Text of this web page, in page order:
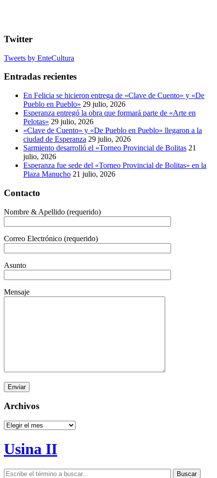
Twitter
Tweets by EnteCultura
Entradas recientes
En Felicia se hicieron entrega de «Clave de Cuento» y «De
Pueblo en Pueblo» 29 julio, 2026
Esperanza entregó la obra que formará parte de «Arte en
Pelotas» 29 julio, 2026
«Clave de Cuento» y «De Pueblo en Pueblo» llegaron a la
ciudad de Esperanza 29 julio, 2026
Sarmiento desarrolló el «Torneo Provincial de Bolitas 21
julio, 2026
Esperanza fue sede del «Torneo Provincial de Bolitas» en la
Plaza Manucho 21 julio, 2026
Contacto
Nombre & Apellido (requerido)
Correo Electrónico (requerido)
Asunto
Mensaje
Archivos
Archivos
Usina II